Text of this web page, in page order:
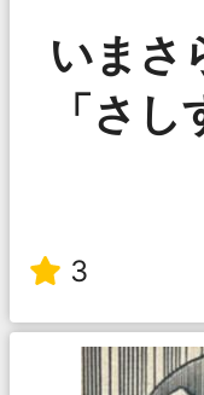
いまさ
「さ
3